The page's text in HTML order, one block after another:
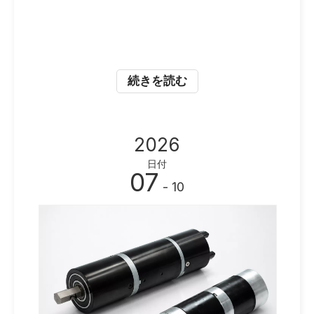
続きを読む
2026
日付
07 - 10